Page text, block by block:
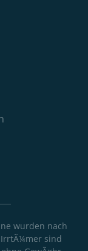
wurden nach
sind